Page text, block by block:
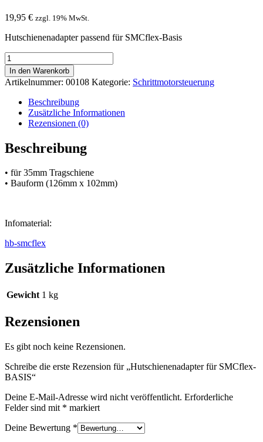
19,95 € zzgl. 19% MwSt.
Hutschienenadapter passend für SMCflex-Basis
Hutschienenadapter
für
SMCflex-
BASIS
Menge
In den Warenkorb
Artikelnummer: 00108 Kategorie: Schrittmotorsteuerung
Beschreibung
Zusätzliche Informationen
Rezensionen (0)
Beschreibung
• für 35mm Tragschiene
• Bauform (126mm x 102mm)
Infomaterial:
hb-smcflex
Zusätzliche Informationen
Gewicht 1 kg
Rezensionen
Es gibt noch keine Rezensionen.
Schreibe die erste Rezension für „Hutschienenadapter für SMCflex-
BASIS“
Deine E-Mail-Adresse wird nicht veröffentlicht. Erforderliche
Felder sind mit * markiert
Deine Bewertung *